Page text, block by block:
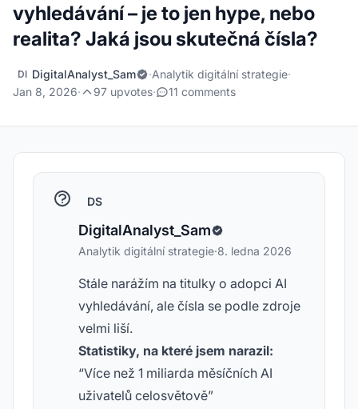
vyhledávání – je to jen hype, nebo
realita? Jaká jsou skutečná čísla?
DI DigitalAnalyst_Sam ·Analytik digitální strategie·
Jan 8, 2026· 97 upvotes· 11 comments
DS
DigitalAnalyst_Sam
Analytik digitální strategie·8. ledna 2026
Stále narážím na titulky o adopci AI
vyhledávání, ale čísla se podle zdroje
velmi liší.
Statistiky, na které jsem narazil:
“Více než 1 miliarda měsíčních AI
uživatelů celosvětově”